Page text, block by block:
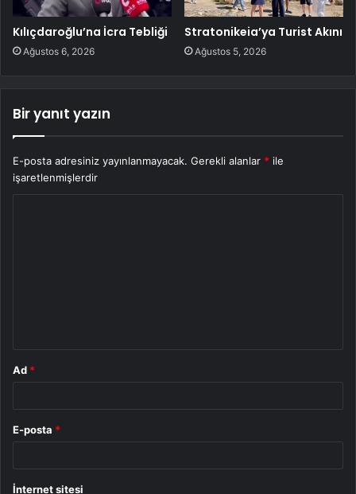
Kılıçdaroğlu’na İcra Tebliği
Ağustos 6, 2026
Stratonikeia’ya Turist Akını
Ağustos 5, 2026
Bir yanıt yazın
E-posta adresiniz yayınlanmayacak. Gerekli alanlar * ile
işaretlenmişlerdir
Ad *
E-posta *
İnternet sitesi